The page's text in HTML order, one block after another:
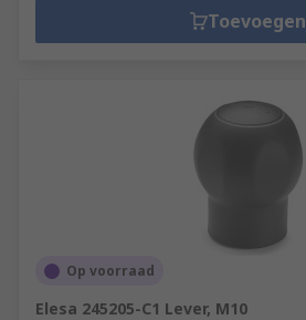
Toevoegen
Op voorraad
Elesa 245205-C1 Lever, M10